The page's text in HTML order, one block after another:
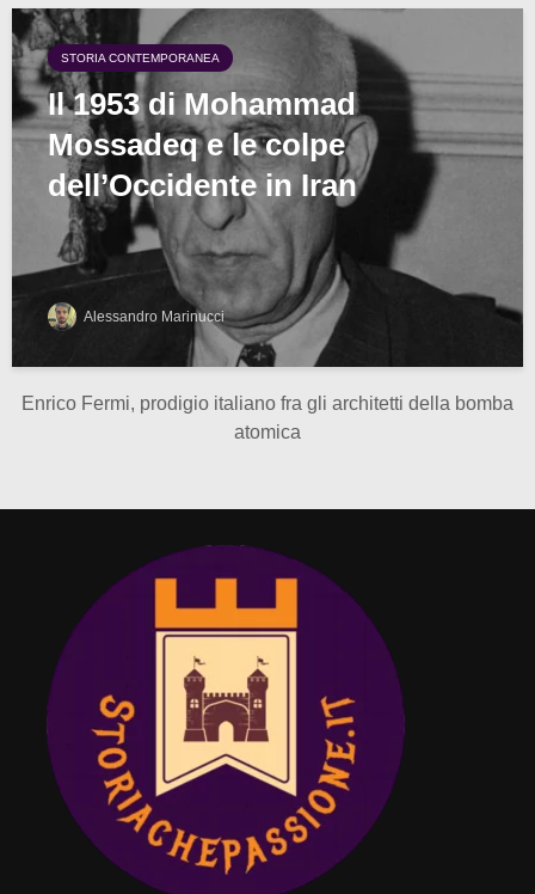
STORIA CONTEMPORANEA
Il 1953 di Mohammad
Mossadeq e le colpe
dell’Occidente in Iran
Alessandro Marinucci
Enrico Fermi, prodigio italiano fra gli architetti della bomba
atomica